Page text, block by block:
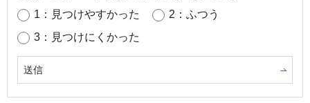
1：見つけやすかった
2：ふつう
3：見つけにくかった